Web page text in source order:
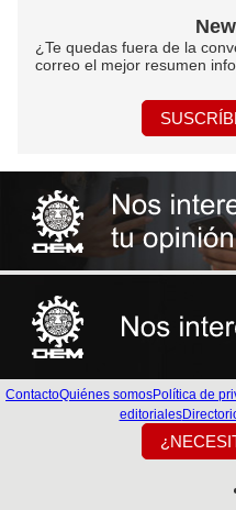
¿Te quedas fuera de la
correo el mejor resumen
ContactoQuiénes somosPolítica de
editoriales